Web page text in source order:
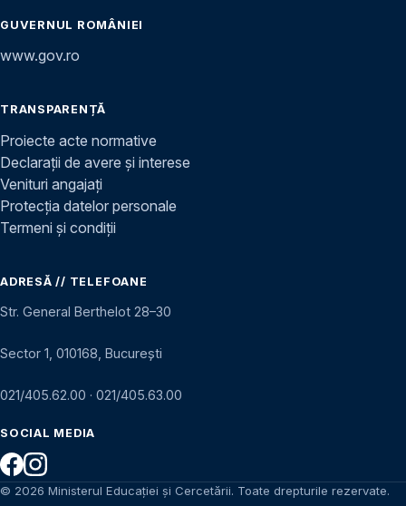
GUVERNUL ROMÂNIEI
www.gov.ro
TRANSPARENȚĂ
Proiecte acte normative
Declarații de avere și interese
Venituri angajați
Protecția datelor personale
Termeni și condiții
ADRESĂ // TELEFOANE
Str. General Berthelot 28–30
Sector 1, 010168, București
021/405.62.00 · 021/405.63.00
SOCIAL MEDIA
© 2026 Ministerul Educației și Cercetării. Toate drepturile rezervate.